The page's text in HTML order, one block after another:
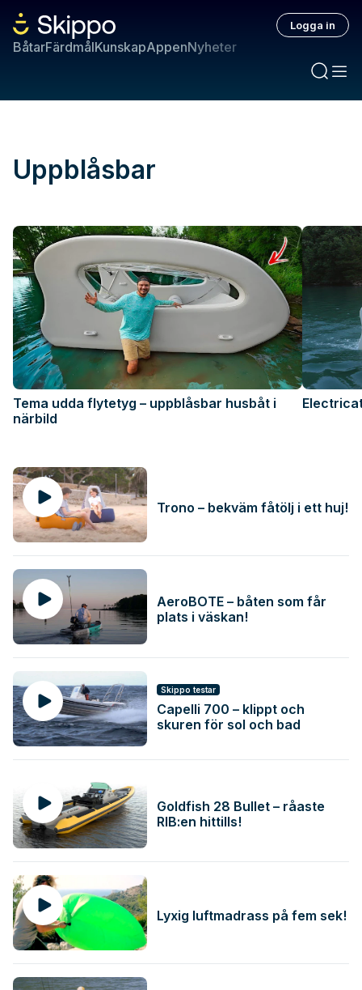
BåtarFärdmålKunskapAppenNyheter
Logga in
Uppblåsbar
Tema udda flytetyg – uppblåsbar husbåt i
närbild
Trono – bekväm fåtölj i ett huj!
AeroBOTE – båten som får
plats i väskan!
Skippo testar
Capelli 700 – klippt och
skuren för sol och bad
Goldfish 28 Bullet – råaste
RIB:en hittills!
Lyxig luftmadrass på fem sek!